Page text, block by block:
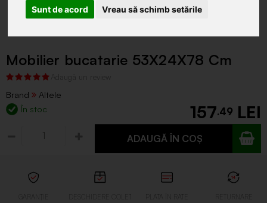
Sunt de acord Vreau să schimb setările
Mobilier bucatarie 53X24X78 Cm
Brand
Altele
În stoc
157.49
ADAUGĂ ÎN COȘ